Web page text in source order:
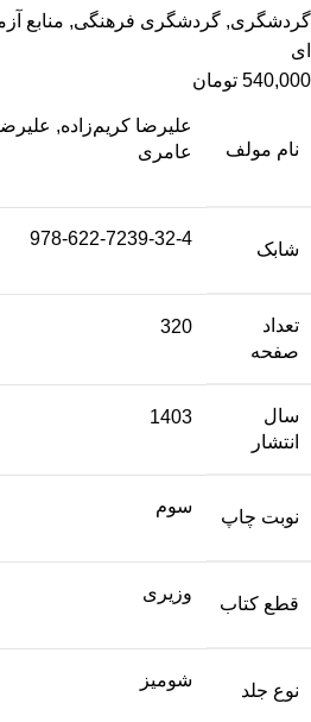
گردشگری, گردشگری فرهنگی, منابع
ای
540,000 تومان
نام مولف
علیرضا کریم‌زاده,
عامری
شابک
978-622-7239-32-4
تعداد
صفحه
320
سال
انتشار
1403
نوبت چاپ
سوم
قطع کتاب
وزیری
نوع جلد
شومیز